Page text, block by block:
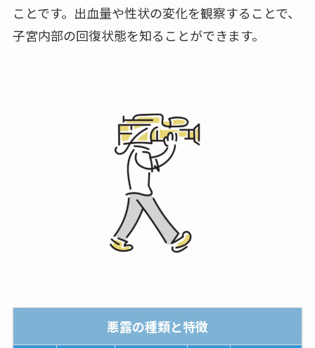
ことです。出血量や性状の変化を観察することで、
子宮内部の回復状態を知ることができます。
悪露の種類と特徴